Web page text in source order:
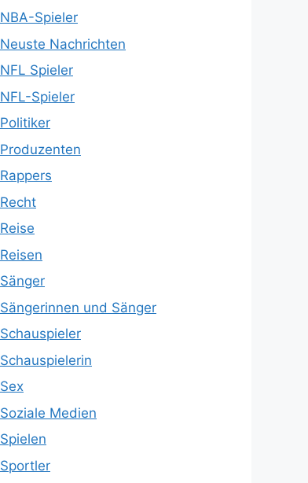
NBA-Spieler
Neuste Nachrichten
NFL Spieler
NFL-Spieler
Politiker
Produzenten
Rappers
Recht
Reise
Reisen
Sänger
Sängerinnen und Sänger
Schauspieler
Schauspielerin
Sex
Soziale Medien
Spielen
Sportler